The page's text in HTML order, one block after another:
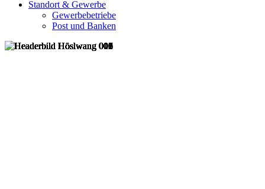
Standort & Gewerbe
Gewerbebetriebe
Post und Banken